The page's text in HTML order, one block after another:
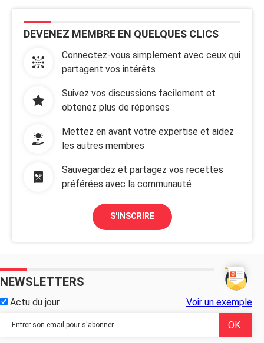
DEVENEZ MEMBRE EN QUELQUES CLICS
Connectez-vous simplement avec ceux qui
partagent vos intérêts
Suivez vos discussions facilement et
obtenez plus de réponses
Mettez en avant votre expertise et aidez
les autres membres
Sauvegardez et partagez vos recettes
préférées avec la communauté
S'INSCRIRE
NEWSLETTERS
Actu du jour Voir un exemple